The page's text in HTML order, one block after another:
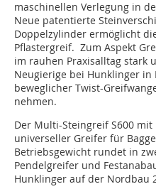
maschinellen Verlegung in
Neue patentierte
Doppelzylinder ermöglicht
Pflastergreif. Zum Aspekt
im rauhen Praxisalltag stark
Neugierige bei Hunklinger
beweglicher Twist-
nehmen.
Der Multi-Steingreif S600
universeller Greifer für
Betriebsgewicht rundet in
Pendelgreifer und
Hunklinger auf der Nordbau